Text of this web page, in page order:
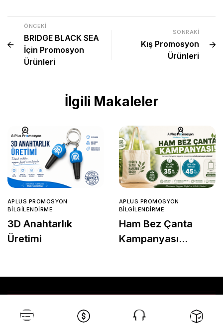
ÖNCEKI
BRIDGE BLACK SEA
İçin Promosyon
Ürünleri
SONRAKI
Kış Promosyon
Ürünleri
İlgili Makaleler
APLUS PROMOSYON
BILGILENDIRME
3D Anahtarlık
Üretimi
APLUS PROMOSYON
BILGILENDIRME
Ham Bez Çanta
Kampanyası